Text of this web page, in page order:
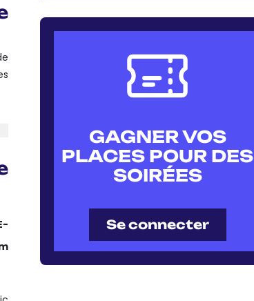
GAGNER VOS
PLACES POUR DES
SOIRÉES
Se connecter